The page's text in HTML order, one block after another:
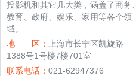
投影机和其它几大类，涵盖了商务、
教育、政府、娱乐、家用等各个领
域。
地 区：
上海市长宁区凯旋路
1388号1号楼7楼701室
联系电话： 021-62947376